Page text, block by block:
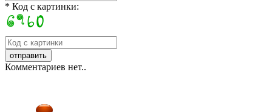
* Код с картинки:
Комментариев нет..